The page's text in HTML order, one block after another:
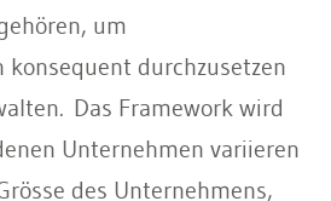
um
durchzusetzen
Das Framework wird
Unternehmen variieren
des Unternehmens,